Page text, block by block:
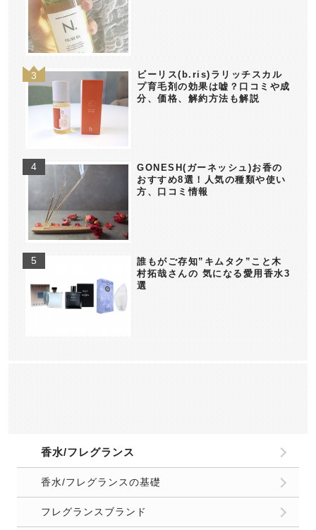
ビーリス(b.ris)ラリッチスカル
プ育毛剤の効果は嘘？口コミや成
分、価格、解約方法も解説
GONESH(ガーネッシュ)お香の
おすすめ8選！人気の種類や使い
方、口コミ情報
誰もがご存知”キムタク”こと木
村拓哉さんの 気になる愛用香水3
選
香水/フレグランス
香水/フレグランスの基礎
フレグランスブランド